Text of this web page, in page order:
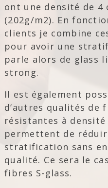
ont une densité de 4
(202g/m2). En
clients je combine
pour avoir une
parle alors de glass
strong.
Il est également
d’autres qualités de
résistantes à
permettent de
stratification sans
qualité. Ce sera le
fibres S-glass.